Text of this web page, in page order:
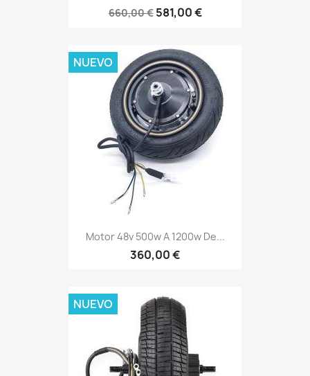
660,00 € 581,00 €
Motor 48v 500w A 1200w De...
360,00 €
NUEVO
NUEVO